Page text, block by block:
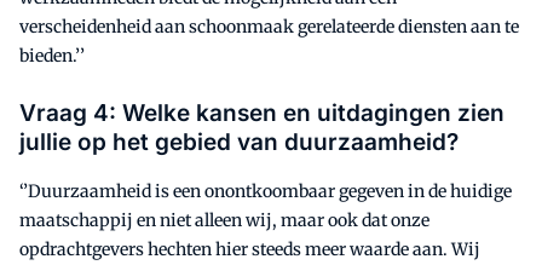
verscheidenheid aan schoonmaak gerelateerde diensten aan te
bieden.’’
Vraag 4: Welke kansen en uitdagingen zien
jullie op het gebied van duurzaamheid?
‘’Duurzaamheid is een onontkoombaar gegeven in de huidige
maatschappij en niet alleen wij, maar ook dat onze
opdrachtgevers hechten hier steeds meer waarde aan. Wij